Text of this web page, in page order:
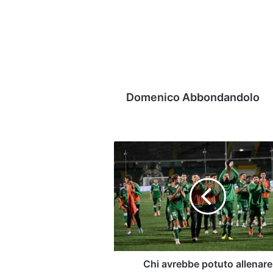
Domenico Abbondandolo
avrebbe
potuto
allenare
l'Avellino
se
fosse
arrivato
Valentini:
Chi avrebbe potuto allenare